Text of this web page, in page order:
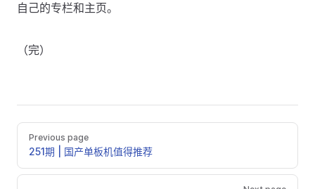
自己的专栏和主页。
（完）
Previous page
251期 | 国产单板机值得推荐